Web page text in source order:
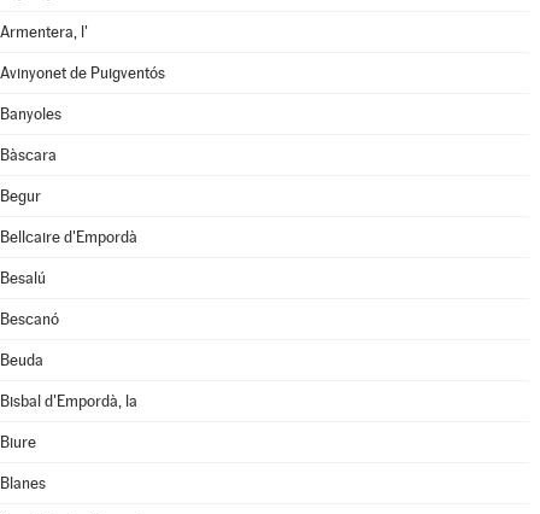
Armentera, l'
Avinyonet de Puigventós
Banyoles
Bàscara
Begur
Bellcaire d'Empordà
Besalú
Bescanó
Beuda
Bisbal d'Empordà, la
Biure
Blanes